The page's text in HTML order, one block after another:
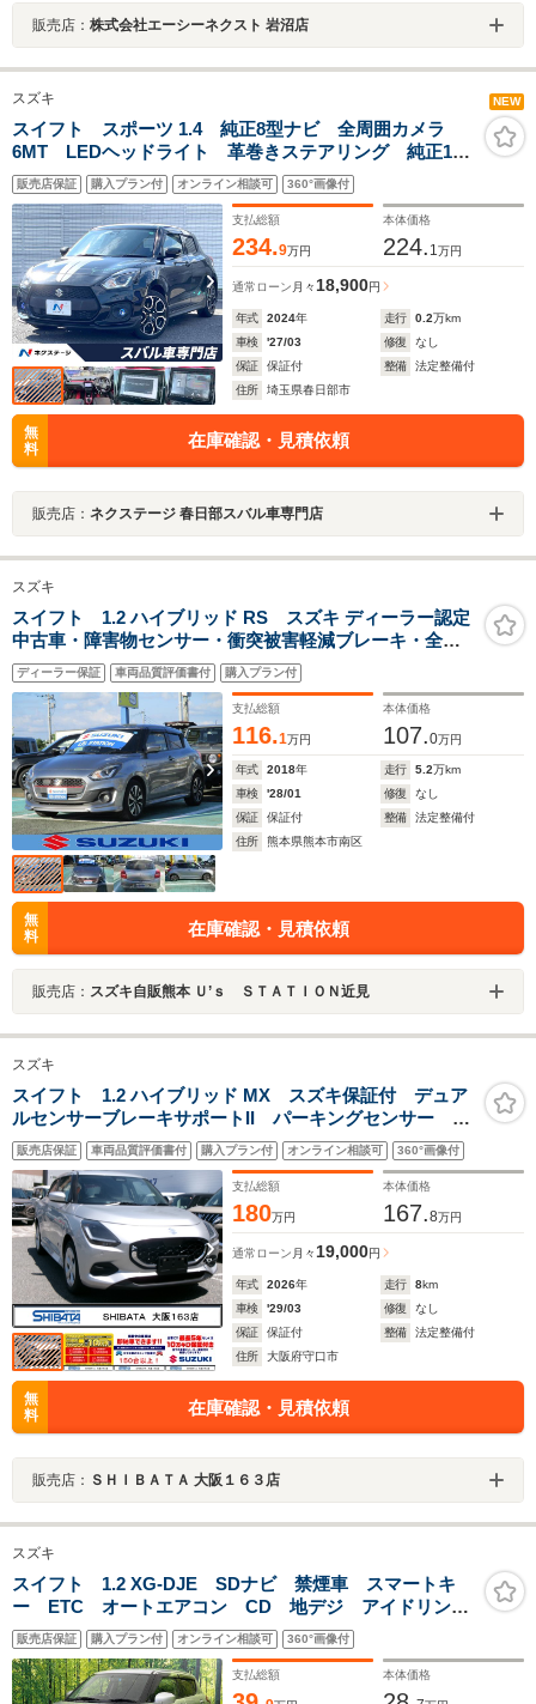
販売店： 株式会社エーシーネクスト 岩沼店
スズキ NEW
スイフト スポーツ 1.4 純正8型ナビ 全周囲カメラ
6MT LEDヘッドライト 革巻きステアリング 純正17
インチアルミホイール クリアランスソナー レーダー
クルーズ スマートキー ETC ドラレコ 禁煙車 タ
ーボ
販売店保証 購入プラン付 オンライン相談可 360°画像付
支払総額
234.9万円
本体価格
224. 1 万円
通常ローン 月々 18,900円
年式 2024年 走行 0.2万km
車検
'27/03 修復
なし
保証
保証付 整備
法定整備付
住所
埼玉県春日部市
無
料
在庫確認・見積依頼
販売店： ネクステージ 春日部スバル車専門店
スズキ
スイフト 1.2 ハイブリッド RS スズキ ディーラー認定
中古車・障害物センサー・衝突被害軽減ブレーキ・全周
囲カメラ・シートヒーター・装備
ディーラー保証 車両品質評価書付 購入プラン付
支払総額
116.1万円
本体価格
107.0万円
年式 2018年 走行 5.2万km
車検
'28/01 修復
なし
保証
保証付 整備
法定整備付
住所
熊本県熊本市南区
無
料
在庫確認・見積依頼
販売店： スズキ自販熊本 Ｕ’ｓ ＳＴＡＴＩＯＮ近見
スズキ
スイフト 1.2 ハイブリッド MX スズキ保証付 デュア
ルセンサーブレーキサポートII パーキングセンサー ブ
ラインドスポットモニター アダプティブクルーズコン
トロール LEDヘッドランプ アイドリングストップ
車線逸脱抑制機能
販売店保証 車両品質評価書付 購入プラン付 オンライン相談可 360°画像付
支払総額
180万円
本体価格
167.8万円
通常ローン 月々19,000円
年式 2026年 走行 8km
車検
'29/03 修復
なし
保証
保証付 整備
法定整備付
住所
大阪府守口市
無
料
在庫確認・見積依頼
販売店： ＳＨＩＢＡＴＡ 大阪１６３店
スズキ
スイフト 1.2 XG-DJE SDナビ 禁煙車 スマートキ
ー ETC オートエアコン CD 地デジ アイドリング
ストップ ファブリックシート 電動格納ミラー プラ
イバシーガラス パワーウィンドウ パワーステアリン
グ
販売店保証 購入プラン付 オンライン相談可 360°画像付
支払総額 本体価格